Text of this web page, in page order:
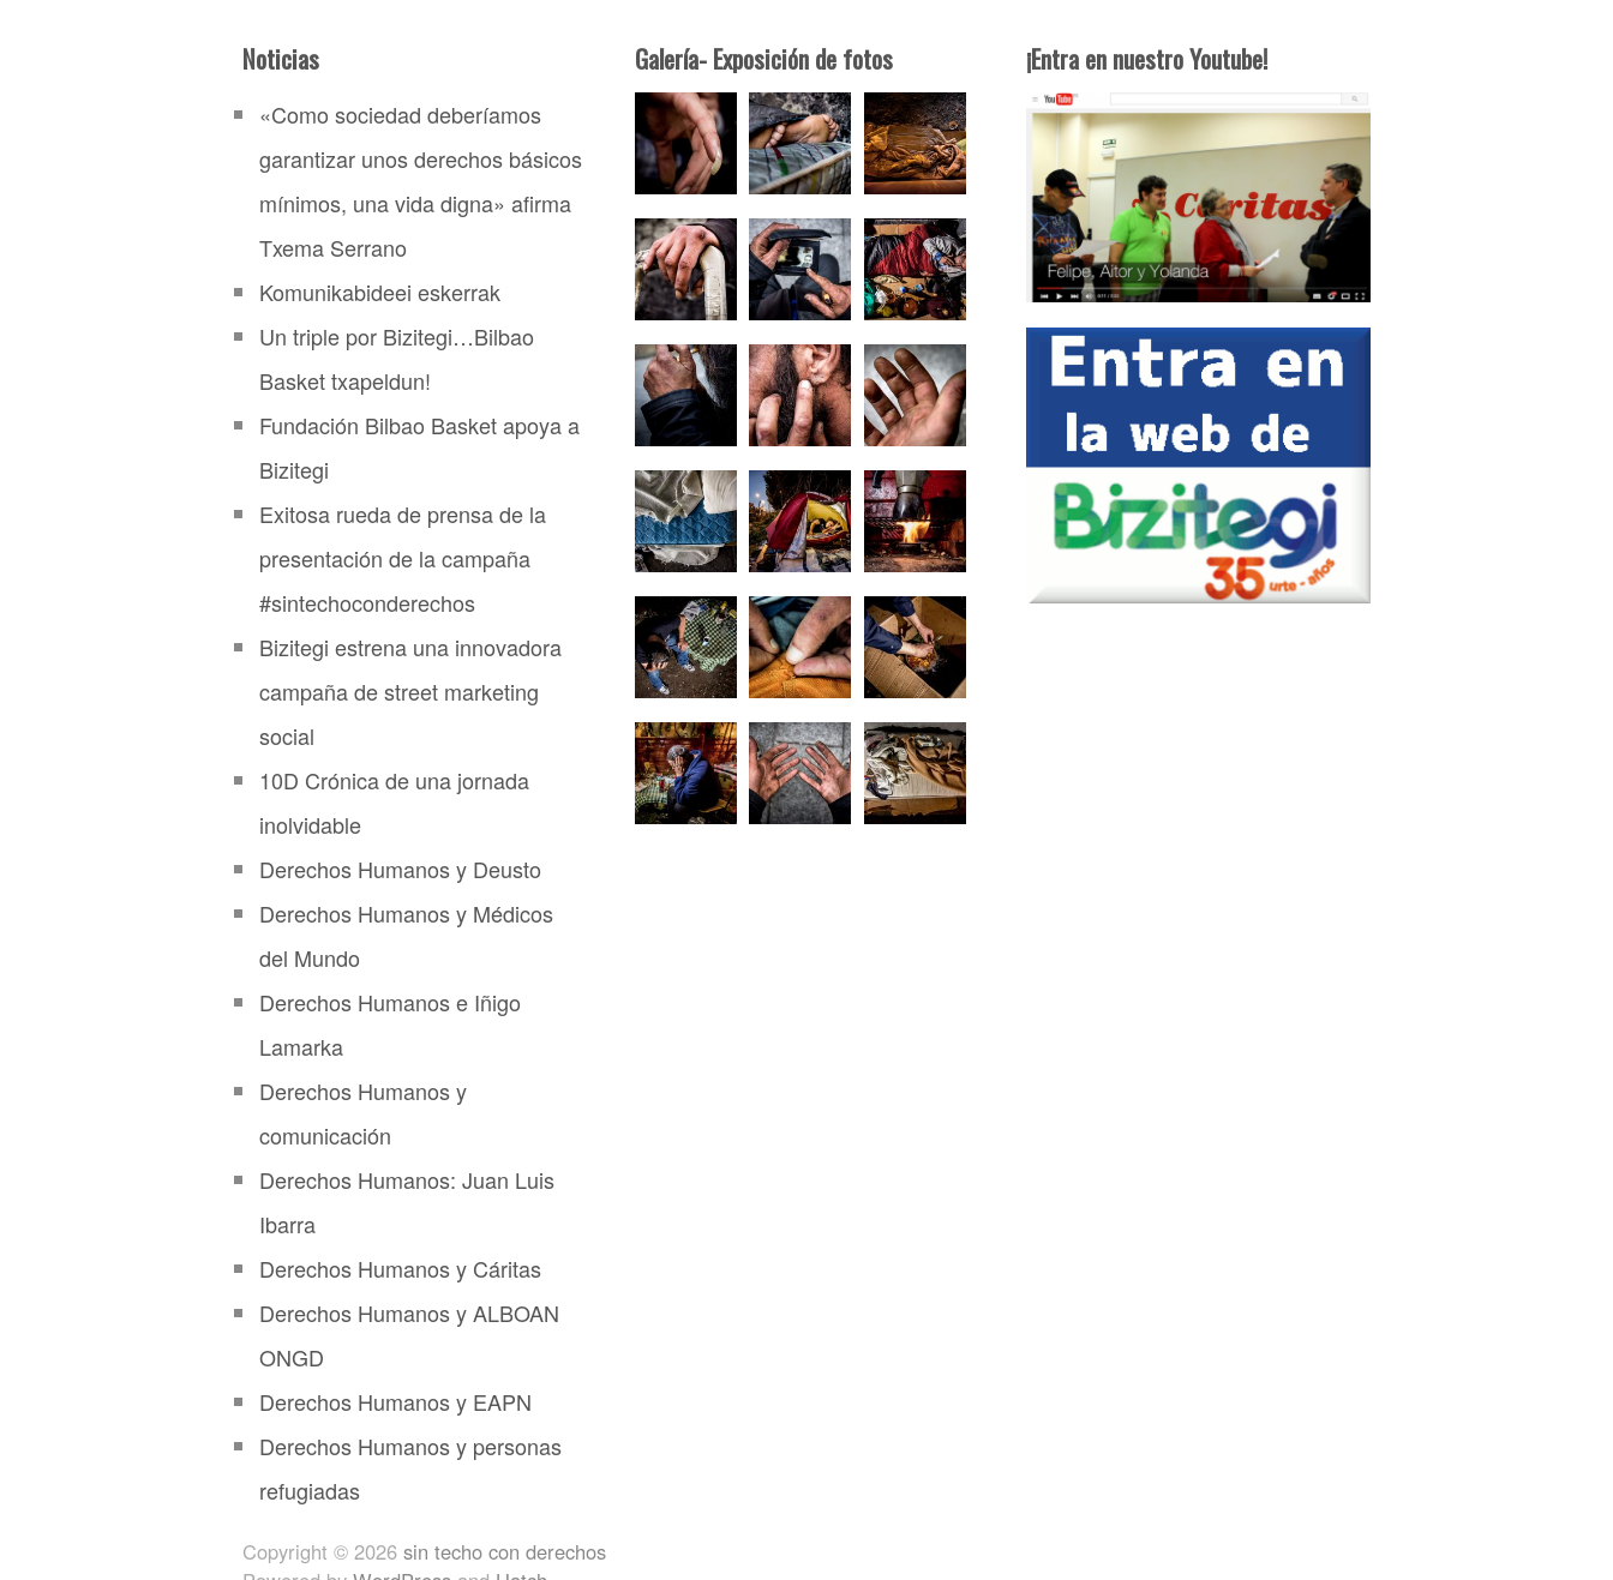
Noticias
«Como sociedad deberíamos
garantizar unos derechos básicos
mínimos, una vida digna» afirma
Txema Serrano
Komunikabideei eskerrak
Un triple por Bizitegi…Bilbao
Basket txapeldun!
Fundación Bilbao Basket apoya a
Bizitegi
Exitosa rueda de prensa de la
presentación de la campaña
#sintechoconderechos
Bizitegi estrena una innovadora
campaña de street marketing
social
10D Crónica de una jornada
inolvidable
Derechos Humanos y Deusto
Derechos Humanos y Médicos
del Mundo
Derechos Humanos e Iñigo
Lamarka
Derechos Humanos y
comunicación
Derechos Humanos: Juan Luis
Ibarra
Derechos Humanos y Cáritas
Derechos Humanos y ALBOAN
ONGD
Derechos Humanos y EAPN
Derechos Humanos y personas
refugiadas
Galería- Exposición de fotos ¡Entra en nuestro Youtube!
Copyright © 2026 sin techo con derechos